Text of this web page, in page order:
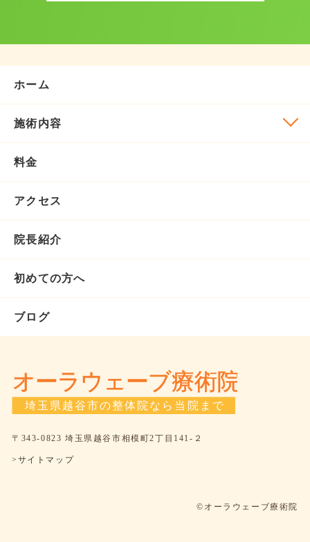
ホーム
施術内容
料金
アクセス
院長紹介
初めての方へ
ブログ
〒343-0823 埼玉県越谷市相模町2丁目141-２
>サイトマップ
©オーラウェーブ療術院